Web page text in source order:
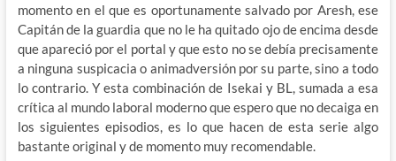
momento en el que es oportunamente salvado por Aresh, ese
Capitán de la guardia que no le ha quitado ojo de encima desde
que apareció por el portal y que esto no se debía precisamente
a ninguna suspicacia o animadversión por su parte, sino a todo
lo contrario. Y esta combinación de Isekai y BL, sumada a esa
crítica al mundo laboral moderno que espero que no decaiga en
los siguientes episodios, es lo que hacen de esta serie algo
bastante original y de momento muy recomendable.